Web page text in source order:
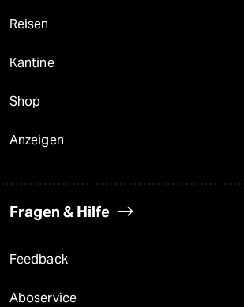
Reisen
Kantine
Shop
Anzeigen
Fragen & Hilfe
Feedback
Aboservice